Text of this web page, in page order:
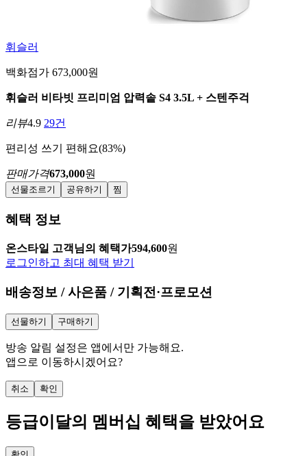
휘슬러
백화점가 673,000원
휘슬러 비타빗 프리미엄 압력솥 S4 3.5L + 스텐주걱
리뷰4.9 29건
편리성 쓰기 편해요(83%)
판매가격673,000원
선물조르기 공유하기 찜
혜택 정보
온스타일 고객님의 혜택가594,600원
로그인하고 최대 혜택 받기
배송정보 / 사은품 / 기획전·프로모션
선물하기 구매하기
방송 알림 설정은 앱에서만 가능해요.
앱으로 이동하시겠어요?
취소 확인
등급이달의 멤버십 혜택을 받았어요